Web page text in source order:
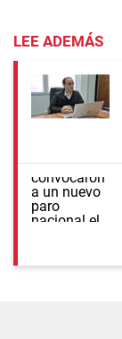
LEE ADEMÁS